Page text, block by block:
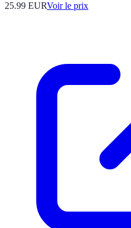
25.99 EURVoir le prix